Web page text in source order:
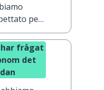
per
settimane
frågat
det